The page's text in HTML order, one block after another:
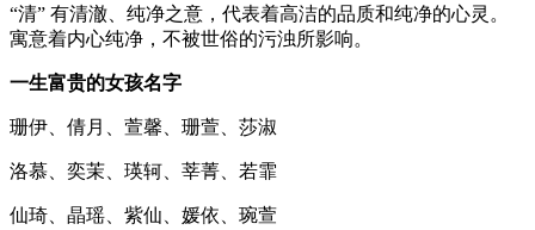
“清” 有清澈、纯净之意，代表着高洁的品质和纯净的心灵。
寓意着内心纯净，不被世俗的污浊所影响。
一生富贵的女孩名字
珊伊、倩月、萱馨、珊萱、莎淑
洛慕、奕茉、瑛轲、莘菁、若霏
仙琦、晶瑶、紫仙、媛依、琬萱